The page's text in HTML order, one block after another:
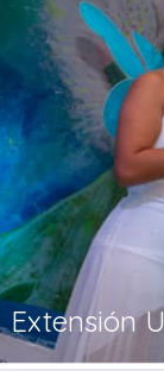
Extensión